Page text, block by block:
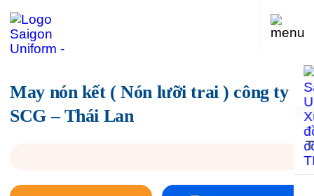
May nón kết ( Nón lưỡi trai ) công ty
SCG – Thái Lan